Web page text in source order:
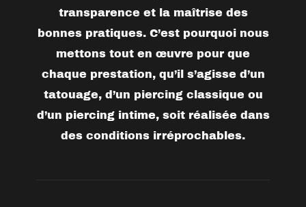
transparence et la maîtrise des
bonnes pratiques. C’est pourquoi nous
mettons tout en œuvre pour que
chaque prestation, qu’il s’agisse d’un
tatouage, d’un piercing classique ou
d’un piercing intime, soit réalisée dans
des conditions irréprochables.